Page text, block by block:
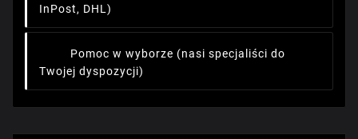
InPost, DHL)
Pomoc w wyborze (nasi specjaliści do
Twojej dyspozycji)